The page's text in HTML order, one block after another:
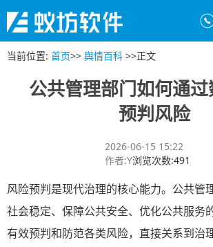
当前位置: 首页>> 舆情百科 >>正文
公共管理部门如何通
预判风险
2026-06-15 15:22
作者:Y浏览次数:491
风险预判是现代治理的核心能力。公共管
社会稳定、保障公共安全、优化公共服务
有效预判和防范各类风险，直接关系到治